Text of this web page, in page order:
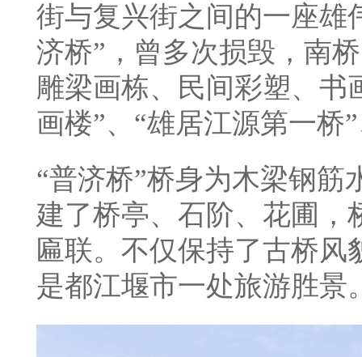
街与复兴街之间的一座雄
济桥”，曾多次损毁，南
雕梁画栋、民间彩塑、书
画楼”、“雄居江源第一桥
“普济桥”桥身为木梁钢筋
建了桥亭、石阶、花圃，
匾联。不仅保持了古桥
是都江堰市一处旅游胜景